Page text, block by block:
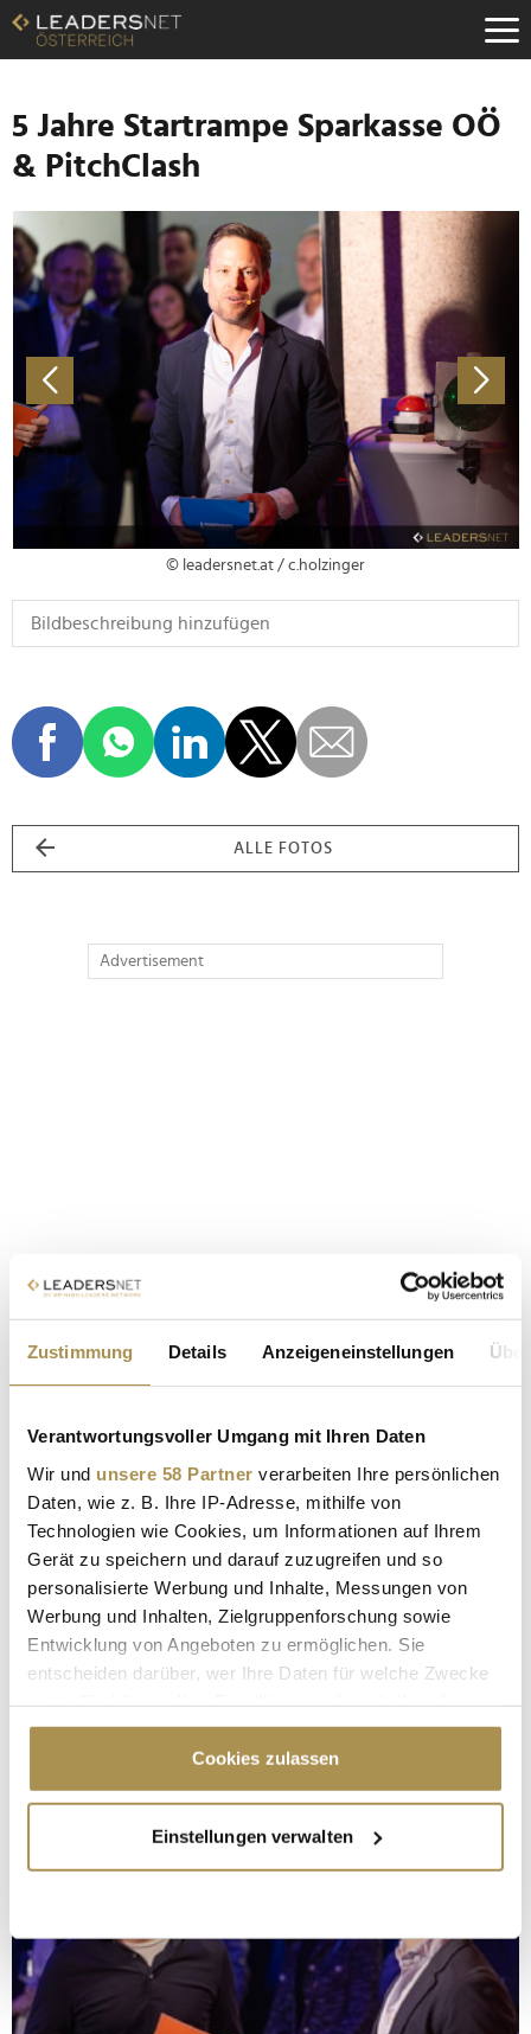
Zustimmung Details Anzeigeneinstellungen
Verantwortungsvoller Umgang mit Ihren Daten
Wir und unsere 58 Partner verarbeiten Ihre persönlichen
Daten, wie z. B. Ihre IP-Adresse, mithilfe von
Technologien wie Cookies, um Informationen auf Ihrem
Gerät zu speichern und darauf zuzugreifen und so
personalisierte Werbung und Inhalte, Messungen von
Werbung und Inhalten, Zielgruppenforschung sowie
Entwicklung von Angeboten zu ermöglichen. Sie
entscheiden darüber, wer Ihre Daten für welche Zwecke
Cookie-Erklärung oder durch Klicken auf das Privacy
Trigger Symbol ändern oder widerrufen
Informationen über Ihre geografische Lage
erfassen, welche bis auf einige Meter genau sein
bestimmten Merkmalen (Fingerprinting) identifizieren
Erfahren Sie mehr darüber, wie Ihre persönlichen Daten
verarbeitet werden, und legen Sie Ihre Präferenzen im
Cookies zulassen
Einstellungen verwalten
Zum
Inhalt
Zur
Navigation
Zur
Hauptnavigation
5 Jahre Startrampe Sparkasse OÖ
& PitchClash
© leadersnet.at / c.holzinger
ALLE FOTOS
Advertisement